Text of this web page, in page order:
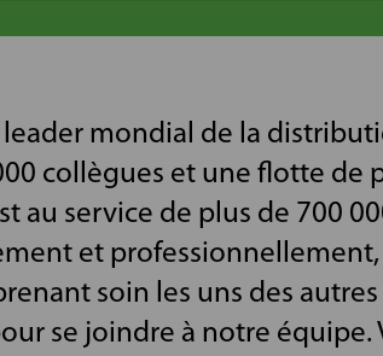
leader mondial de la
collègues et une flotte de
au service de plus de 700
et
soin les uns des
se joindre à notre